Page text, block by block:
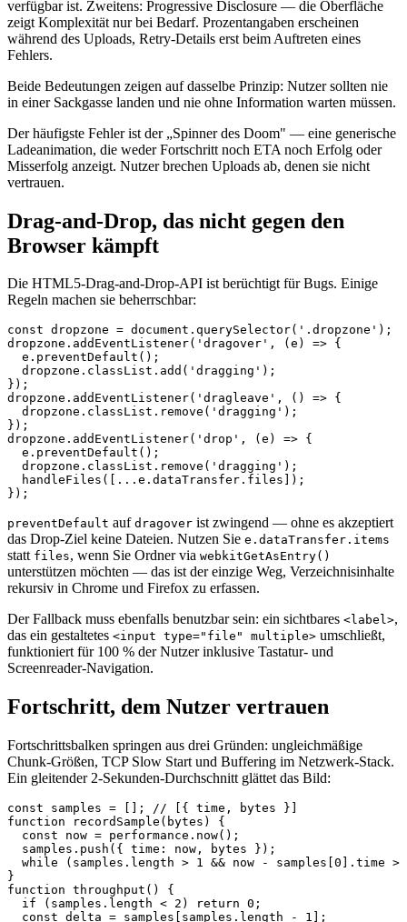
verfügbar ist. Zweitens: Progressive Disclosure — die Oberfläche
zeigt Komplexität nur bei Bedarf. Prozentangaben erscheinen
während des Uploads, Retry-Details erst beim Auftreten eines
Fehlers.
Beide Bedeutungen zeigen auf dasselbe Prinzip: Nutzer sollten nie
in einer Sackgasse landen und nie ohne Information warten müssen.
Der häufigste Fehler ist der „Spinner des Doom" — eine generische
Ladeanimation, die weder Fortschritt noch ETA noch Erfolg oder
Misserfolg anzeigt. Nutzer brechen Uploads ab, denen sie nicht
vertrauen.
Drag-and-Drop, das nicht gegen den
Browser kämpft
Die HTML5-Drag-and-Drop-API ist berüchtigt für Bugs. Einige
Regeln machen sie beherrschbar:
const dropzone = document.querySelector('.dropzone');
dropzone.addEventListener('dragover', (e) => {
  e.preventDefault();
  dropzone.classList.add('dragging');
});
dropzone.addEventListener('dragleave', () => {
  dropzone.classList.remove('dragging');
});
dropzone.addEventListener('drop', (e) => {
  e.preventDefault();
  dropzone.classList.remove('dragging');
  handleFiles([...e.dataTransfer.files]);
preventDefault auf dragover ist zwingend — ohne es akzeptiert
das Drop-Ziel keine Dateien. Nutzen Sie e.dataTransfer.items
statt files, wenn Sie Ordner via webkitGetAsEntry()
unterstützen möchten — das ist der einzige Weg, Verzeichnisinhalte
rekursiv in Chrome und Firefox zu erfassen.
Der Fallback muss ebenfalls benutzbar sein: ein sichtbares <label>,
das ein gestaltetes <input type="file" multiple> umschließt,
funktioniert für 100 % der Nutzer inklusive Tastatur- und
Screenreader-Navigation.
Fortschritt, dem Nutzer vertrauen
Fortschrittsbalken springen aus drei Gründen: ungleichmäßige
Chunk-Größen, TCP Slow Start und Buffering im Netzwerk-Stack.
Ein gleitender 2-Sekunden-Durchschnitt glättet das Bild:
const samples = []; // [{ time, bytes }]
function recordSample(bytes) {
  const now = performance.now();
  samples.push({ time: now, bytes });
while (samples.length > 1 && now - samples[0].time >
}
function throughput() {
  if (samples.length < 2) return 0;
  const delta = samples[samples.length - 1];